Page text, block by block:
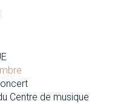
Centre de musique